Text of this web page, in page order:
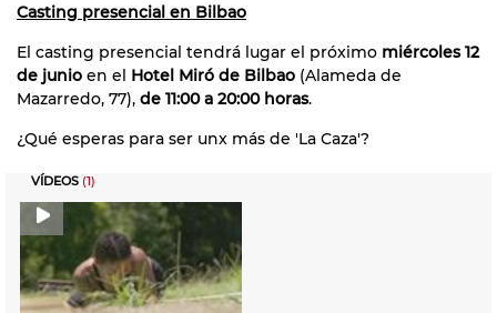
Casting presencial en Bilbao
El casting presencial tendrá lugar el próximo miércoles 12
de junio en el Hotel Miró de Bilbao (Alameda de
Mazarredo, 77), de 11:00 a 20:00 horas.
¿Qué esperas para ser unx más de 'La Caza'?
VÍDEOS (1)